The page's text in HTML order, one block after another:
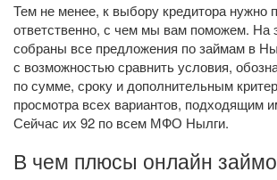
Тем не менее, к выбору кредитора нужно
ответственно, с чем мы вам поможем. На
собраны все предложения по займам в
с возможностью сравнить условия,
по сумме, сроку и дополнительным
просмотра всех вариантов, подходящим
Сейчас их 92 по всем МФО Нылги.
В чем плюсы онлайн